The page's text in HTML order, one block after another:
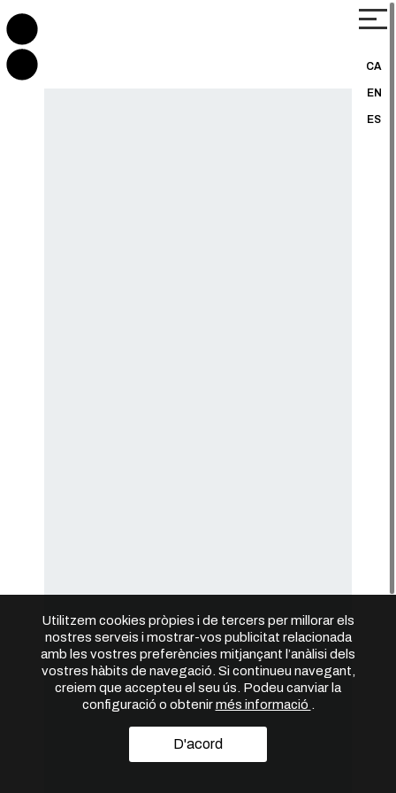
CA
EN
ES
Utilitzem cookies pròpies i de tercers per millorar els
nostres serveis i mostrar-vos publicitat relacionada
amb les vostres preferències mitjançant l’anàlisi dels
vostres hàbits de navegació. Si continueu navegant,
creiem que accepteu el seu ús. Podeu canviar la
configuració o obtenirmés informació
D'acord